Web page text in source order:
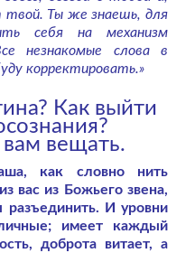
твой. Ты же знаешь, для
себя на механизм
незнакомые слова в
корректировать.»
Как выйти
вещать.
как словно нить
вас из Божьего звена,
разъединить. И уровни
имеет каждый
доброта витает, а